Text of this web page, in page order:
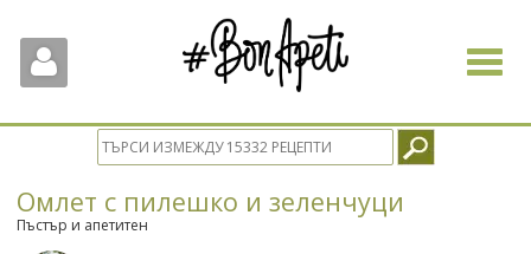
Toggle
Омлет с пилешко и зеленчуци
Пъстър и апетитен